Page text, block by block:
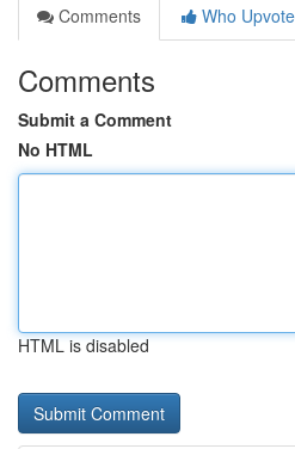
Comments
Who
Comments
Submit a Comment
No HTML
HTML is disabled